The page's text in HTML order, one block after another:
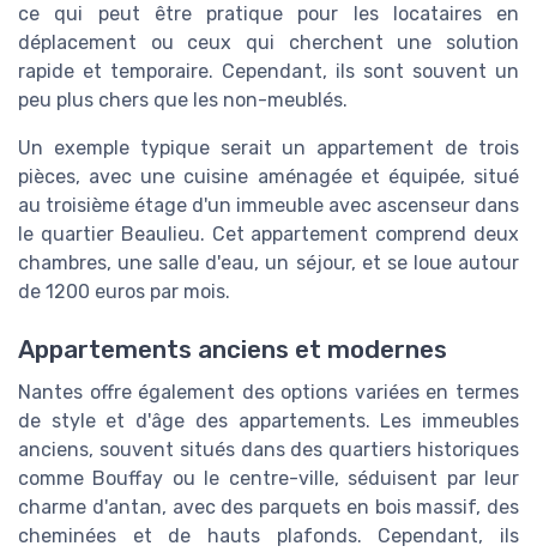
ce qui peut être pratique pour les locataires en
déplacement ou ceux qui cherchent une solution
rapide et temporaire. Cependant, ils sont souvent un
peu plus chers que les non-meublés.
Un exemple typique serait un appartement de trois
pièces, avec une cuisine aménagée et équipée, situé
au troisième étage d'un immeuble avec ascenseur dans
le quartier Beaulieu. Cet appartement comprend deux
chambres, une salle d'eau, un séjour, et se loue autour
de 1200 euros par mois.
Appartements anciens et modernes
Nantes offre également des options variées en termes
de style et d'âge des appartements. Les immeubles
anciens, souvent situés dans des quartiers historiques
comme Bouffay ou le centre-ville, séduisent par leur
charme d'antan, avec des parquets en bois massif, des
cheminées et de hauts plafonds. Cependant, ils